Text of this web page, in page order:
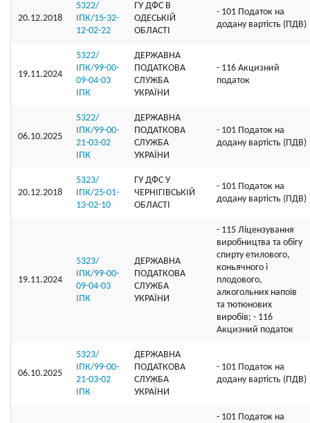
20.12.2018
5322/
ІПК/15-32-
12-02-22
ГУ ДФС В
ОДЕСЬКIЙ
ОБЛАСТI
- 101 Податок на
додану вартість (ПДВ)
19.11.2024
5322/
ІПК/99-00-
09-04-03
ІПК
ДЕРЖАВНА
ПОДАТКОВА
СЛУЖБА
УКРАЇНИ
- 116 Акцизний
податок
06.10.2025
5322/
ІПК/99-00-
21-03-02
ІПК
ДЕРЖАВНА
ПОДАТКОВА
СЛУЖБА
УКРАЇНИ
- 101 Податок на
додану вартість (ПДВ)
20.12.2018
5323/
ІПК/25-01-
13-02-10
ГУ ДФС У
ЧЕРНIГIВСЬКIЙ
ОБЛАСТI
- 101 Податок на
додану вартість (ПДВ)
19.11.2024
5323/
ІПК/99-00-
09-04-03
ІПК
ДЕРЖАВНА
ПОДАТКОВА
СЛУЖБА
УКРАЇНИ
- 115 Ліцензування
виробництва та обігу
спирту етилового,
коньячного і
плодового,
алкогольних напоїв
та тютюнових
виробів; - 116
Акцизний податок
06.10.2025
5323/
ІПК/99-00-
21-03-02
ІПК
ДЕРЖАВНА
ПОДАТКОВА
СЛУЖБА
УКРАЇНИ
- 101 Податок на
додану вартість (ПДВ)
- 101 Податок на